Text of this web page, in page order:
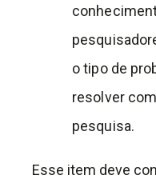
o tipo de
resolver
pesquisa.
Esse item deve